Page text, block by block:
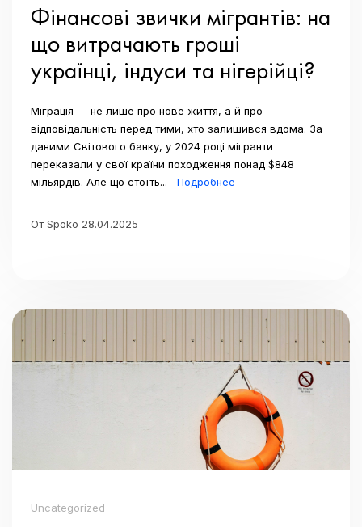
Фінансові звички мігрантів: на
що витрачають гроші
українці, індуси та нігерійці?
Міграція — не лише про нове життя, а й про
відповідальність перед тими, хто залишився вдома. За
даними Світового банку, у 2024 році мігранти
переказали у свої країни походження понад $848
мільярдів. Але що стоїть...
Подробнее
От Spoko 28.04.2025
Uncategorized